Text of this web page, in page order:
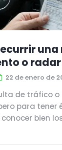
o radar
22 de enero de
de tráfico
para tener
conocer bien